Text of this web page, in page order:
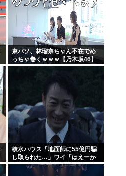
東パソ、林瑠奈ちゃん不在でめ
っちゃ巻くｗｗｗ【乃木坂46】
積水ハウス「地面師に55億円騙
し取られた…」ワイ「はえーか
わいそう…会社滅茶苦茶やろな